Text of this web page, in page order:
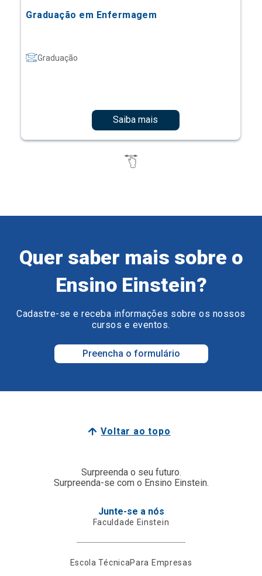
Graduação em Enfermagem
Graduação
Saiba mais
Quer saber mais sobre o
Ensino Einstein?
Cadastre-se e receba informações sobre os nossos
cursos e eventos.
Preencha o formulário
Voltar ao topo
Surpreenda o seu futuro.
Surpreenda-se com o Ensino Einstein.
Junte-se a nós
Faculdade Einstein
Escola TécnicaPara Empresas